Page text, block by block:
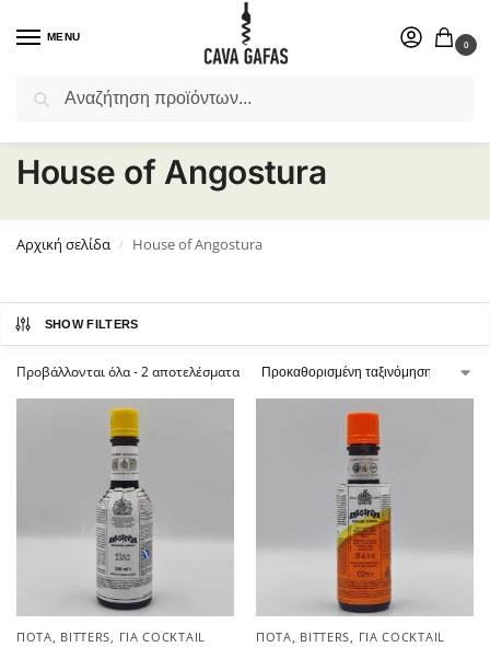
MENU
0
Επιλέξτε ένα δώρο για το αγαπημένο σας πρόσωπο.
House of Angostura
Αρχική σελίδα / House of Angostura
SHOW FILTERS
Προβάλλονται όλα - 2 αποτελέσματα
ΠΟΤΆ, BITTERS, ΓΙΑ COCKTAIL ΠΟΤΆ, BITTERS, ΓΙΑ COCKTAIL